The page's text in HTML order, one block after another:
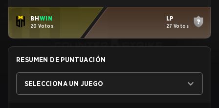
BHWIN
20 Votos
LP
27 Votos
RESUMEN DE PUNTUACIÓN
SELECCIONA UN JUEGO